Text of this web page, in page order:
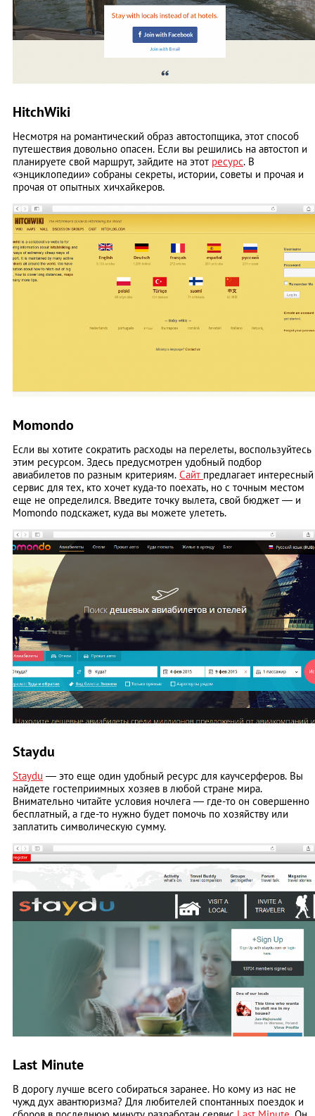
HitchWiki
Несмотря на романтический образ автостопщика, этот способ
путешествия довольно опасен. Если вы решились на автостоп и
планируете свой маршрут, зайдите на этот ресурс. В
«энциклопедии» собраны секреты, истории, советы и прочая и
прочая от опытных хичхайкеров.
Momondo
Если вы хотите сократить расходы на перелеты, воспользуйтесь
этим ресурсом. Здесь предусмотрен удобный подбор
авиабилетов по разным критериям. Сайт предлагает интересный
сервис для тех, кто хочет куда-то поехать, но с точным местом
еще не определился. Введите точку вылета, свой бюджет — и
Momondo подскажет, куда вы можете улететь.
Staydu
Staydu — это еще один удобный ресурс для каучсерферов. Вы
найдете гостеприимных хозяев в любой стране мира.
Внимательно читайте условия ночлега — где-то он совершенно
бесплатный, а где-то нужно будет помочь по хозяйству или
заплатить символическую сумму.
Last Minute
В дорогу лучше всего собираться заранее. Но кому из нас не
чужд дух авантюризма? Для любителей спонтанных поездок и